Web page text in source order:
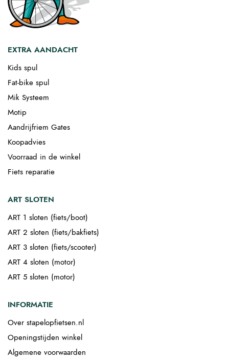
EXTRA AANDACHT
Kids spul
Fat-bike spul
Mik Systeem
Motip
Aandrijfriem Gates
Koopadvies
Voorraad in de winkel
Fiets reparatie
ART SLOTEN
ART 1 sloten (fiets/boot)
ART 2 sloten (fiets/bakfiets)
ART 3 sloten (fiets/scooter)
ART 4 sloten (motor)
ART 5 sloten (motor)
INFORMATIE
Over stapelopfietsen.nl
Openingstijden winkel
Algemene voorwaarden